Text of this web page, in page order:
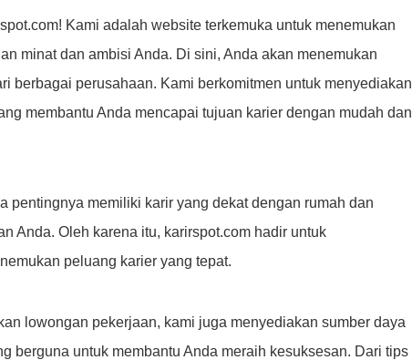
Kami adalah website terkemuka untuk menemukan
minat dan ambisi Anda. Di sini, Anda akan menemukan
berbagai perusahaan. Kami berkomitmen untuk menyediakan
membantu Anda mencapai tujuan karier dengan mudah dan
pentingnya memiliki karir yang dekat dengan rumah dan
Anda. Oleh karena itu, karirspot.com hadir untuk
peluang karier yang tepat.
lowongan pekerjaan, kami juga menyediakan sumber daya
berguna untuk membantu Anda meraih kesuksesan. Dari tips